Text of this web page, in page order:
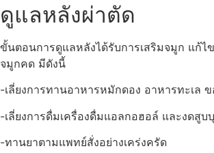
ดูแลหลังผ่าตัด
ขั้นตอนการดูแลหลังได้รับการเสริมจมูก แก้ไ
จมูกคด มีดังนี้
-เลี่ยงการทานอาหารหมักดอง อาหารทะเล ข
-เลี่ยงการดื่มเครื่องดื่มแอลกอฮอล์ และงดสูบ
-ทานยาตามแพทย์สั่งอย่างเคร่งครัด